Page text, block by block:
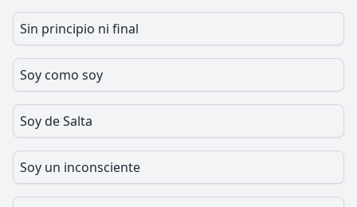
Sin principio ni final
Soy como soy
Soy de Salta
Soy un inconsciente